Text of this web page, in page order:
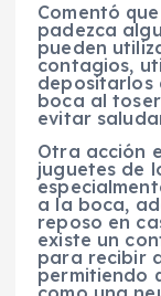
Comentó
padezca
pueden
contagios,
depositarlos
boca al
evitar
Otra acción
juguetes de
a la boca,
reposo en
existe un
para recibir
permitiendo